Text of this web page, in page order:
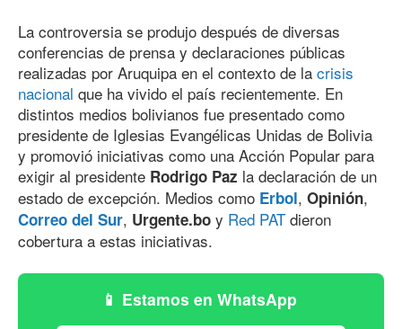
La controversia se produjo después de diversas
conferencias de prensa y declaraciones públicas
realizadas por Aruquipa en el contexto de la crisis
nacional que ha vivido el país recientemente. En
distintos medios bolivianos fue presentado como
presidente de Iglesias Evangélicas Unidas de Bolivia
y promovió iniciativas como una Acción Popular para
exigir al presidente Rodrigo Paz la declaración de un
estado de excepción. Medios como Erbol, Opinión,
Correo del Sur, Urgente.bo y Red PAT dieron
cobertura a estas iniciativas.
Estamos en WhatsApp